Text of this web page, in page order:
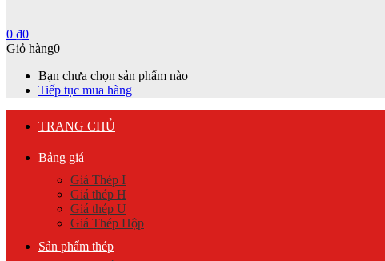
0 ₫0
Giỏ hàng0
Bạn chưa chọn sản phẩm nào
Tiếp tục mua hàng
TRANG CHỦ
Bảng giá
Giá Thép I
Giá thép H
Giá thép U
Giá Thép Hộp
Sản phẩm thép